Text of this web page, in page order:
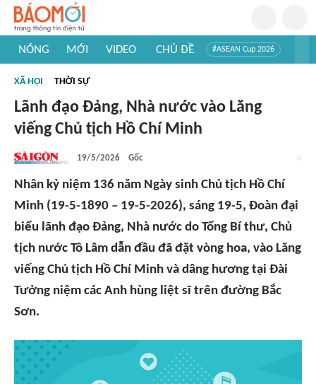
NÓNG MỚI VIDEO CHỦ ĐỀ #ASEAN Cup 2026
#Khám phá thế giới
XÃ HỘI THỜI SỰ
Lãnh đạo Đảng, Nhà nước vào Lăng
viếng Chủ tịch Hồ Chí Minh
19/5/2026 Gốc
Nhân kỷ niệm 136 năm Ngày sinh Chủ tịch Hồ Chí
Minh (19-5-1890 – 19-5-2026), sáng 19-5, Đoàn đại
biểu lãnh đạo Đảng, Nhà nước do Tổng Bí thư, Chủ
tịch nước Tô Lâm dẫn đầu đã đặt vòng hoa, vào Lăng
viếng Chủ tịch Hồ Chí Minh và dâng hương tại Đài
Tưởng niệm các Anh hùng liệt sĩ trên đường Bắc
Sơn.